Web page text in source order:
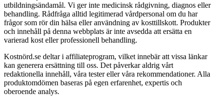
utbildningsändamål. Vi ger inte medicinsk rådgivning, diagnos eller
behandling. Rådfråga alltid legitimerad vårdpersonal om du har
frågor som rör din hälsa eller användning av kosttillskott. Produkter
och innehåll på denna webbplats är inte avsedda att ersätta en
varierad kost eller professionell behandling.
Kostnörd.se deltar i affiliateprogram, vilket innebär att vissa länkar
kan generera ersättning till oss. Det påverkar aldrig vårt
redaktionella innehåll, våra tester eller våra rekommendationer. Alla
produktomdömen baseras på egen erfarenhet, expertis och
oberoende analys.